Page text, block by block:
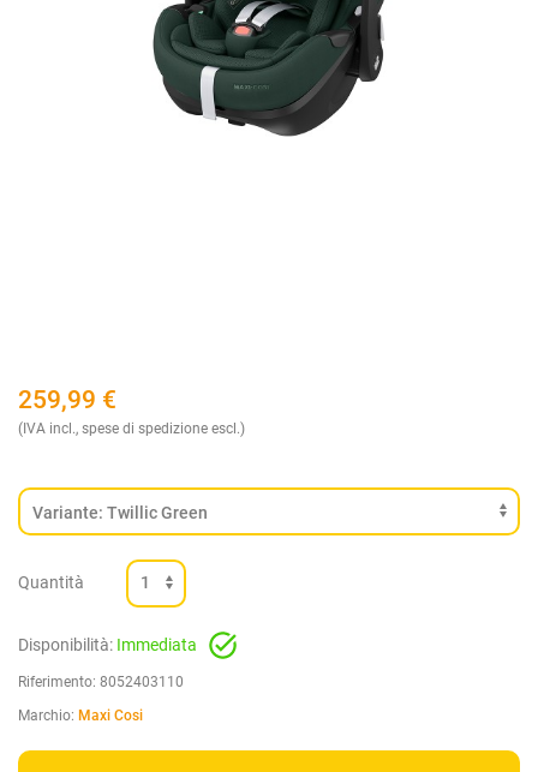
259,99 €
(IVA incl., spese di spedizione escl.)
Quantità
Disponibilità: Immediata
Riferimento: 8052403110
Marchio: Maxi Cosi